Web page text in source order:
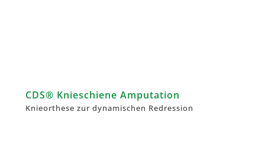
CDS® Knieschiene Amputation
Knieorthese zur dynamischen Redression